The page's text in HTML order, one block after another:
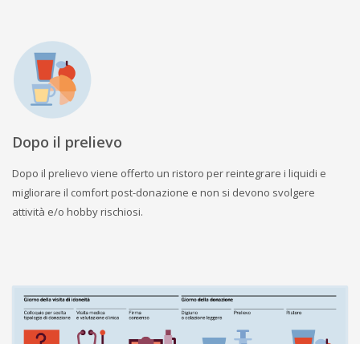
Dopo il prelievo
Dopo il prelievo viene offerto un ristoro per reintegrare i liquidi e
migliorare il comfort post-donazione e non si devono svolgere
attività e/o hobby rischiosi.